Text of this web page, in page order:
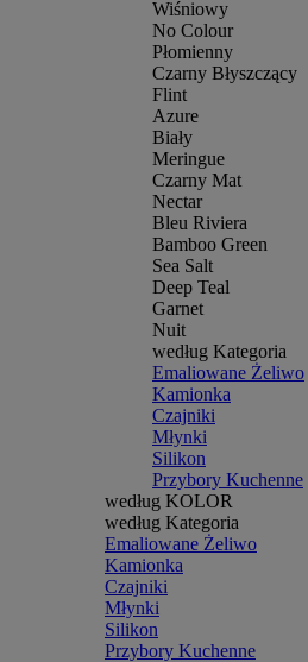
Wiśniowy
No Colour
Płomienny
Czarny Błyszczący
Flint
Azure
Biały
Meringue
Czarny Mat
Nectar
Bleu Riviera
Bamboo Green
Sea Salt
Deep Teal
Garnet
Nuit
według Kategoria
Emaliowane Żeliwo
Kamionka
Czajniki
Młynki
Silikon
Przybory Kuchenne
według KOLOR
według Kategoria
Emaliowane Żeliwo
Kamionka
Czajniki
Młynki
Silikon
Przybory Kuchenne